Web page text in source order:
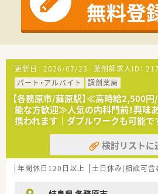
更新日： 2026/07/23 薬剤師求人ID：
パート・アルバイト
調剤薬局
【各務原市/蘇原駅】≪高時給2,500円
能な方歓迎≫人気の内科門前！興味
携われます｜ダブルワークも可能
検討リストに
年間休日120日以上 土日休み(相談可含